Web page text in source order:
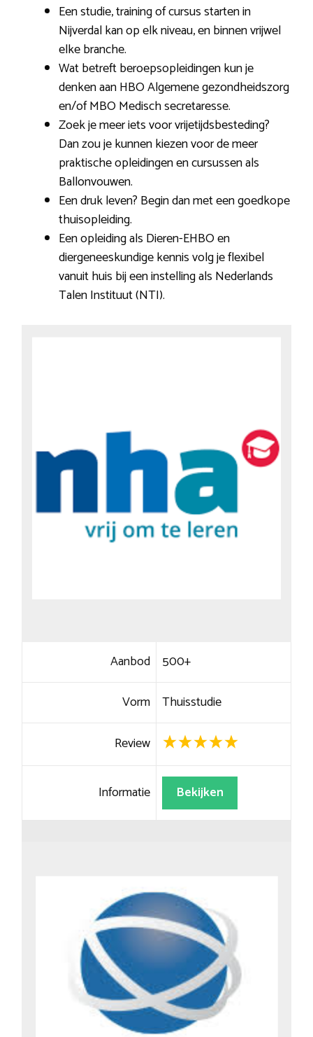
Een studie, training of cursus starten in
Nijverdal kan op elk niveau, en binnen vrijwel
elke branche.
Wat betreft beroepsopleidingen kun je
denken aan HBO Algemene gezondheidszorg
en/of MBO Medisch secretaresse.
Zoek je meer iets voor vrijetijdsbesteding?
Dan zou je kunnen kiezen voor de meer
praktische opleidingen en cursussen als
Ballonvouwen.
Een druk leven? Begin dan met een goedkope
thuisopleiding.
Een opleiding als Dieren-EHBO en
diergeneeskundige kennis volg je flexibel
vanuit huis bij een instelling als Nederlands
Talen Instituut (NTI).
Aanbod 500+
Vorm Thuisstudie
Review
Informatie Bekijken